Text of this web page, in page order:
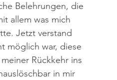
Belehrungen, die
allem was mich
Jetzt verstand
möglich war, diese
Rückkehr ins
in mir